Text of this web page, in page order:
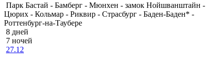
Парк Бастай - Бамберг - Мюнхен - замок Нойшванштайн -
Цюрих - Кольмар - Риквир - Страсбург - Баден-Баден* -
Роттенбург-на-Таубере
8 дней
7 ночей
27.12